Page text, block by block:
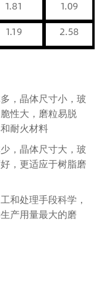
1.81
1.09
1.19
2.58
，晶体尺寸小，玻
性大，磨粒易脱
耐火材料
，晶体尺寸大，玻
，更适应于树脂磨
和处理手段科学，
产用量最大的磨